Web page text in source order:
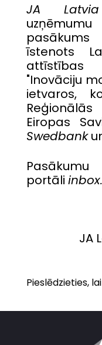
JA Latvia
īstenots
attīstības
"Inovāciju
ietvaros,
Eiropas
Swedbank
portāli
JA
Pieslēdzieties,